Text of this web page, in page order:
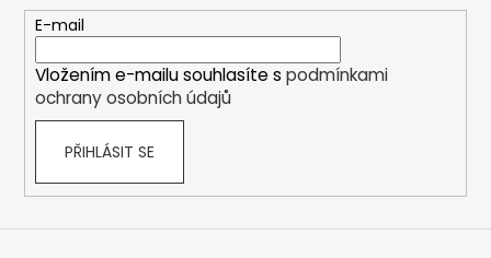
E-mail
Vložením e-mailu souhlasíte s podmínkami
ochrany osobních údajů
PŘIHLÁSIT SE